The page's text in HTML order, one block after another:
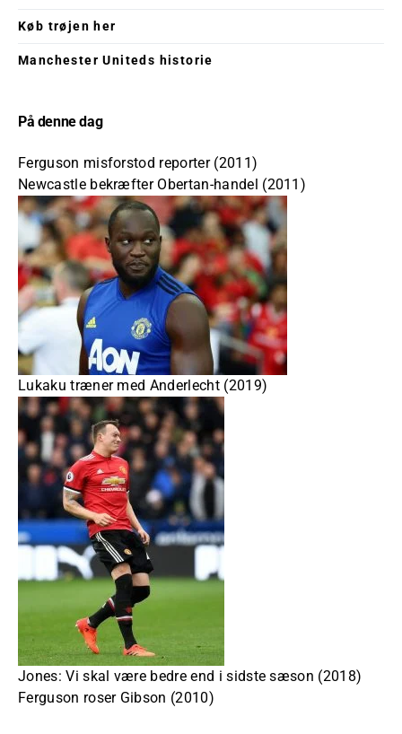
Køb trøjen her
Manchester Uniteds historie
På denne dag
Ferguson misforstod reporter (2011)
Newcastle bekræfter Obertan-handel (2011)
Lukaku træner med Anderlecht (2019)
Jones: Vi skal være bedre end i sidste sæson (2018)
Ferguson roser Gibson (2010)